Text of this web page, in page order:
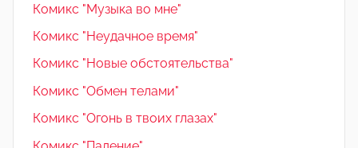
Комикс "Музыка во мне"
Комикс "Неудачное время"
Комикс "Новые обстоятельства"
Комикс "Обмен телами"
Комикс "Огонь в твоих глазах"